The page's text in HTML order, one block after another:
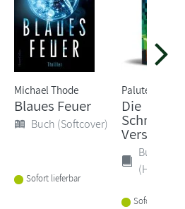
Michael Thode
Blaues Feuer
Buch (Softcover)
Sofort lieferbar
Paluten,
Die
Buch
Sofort